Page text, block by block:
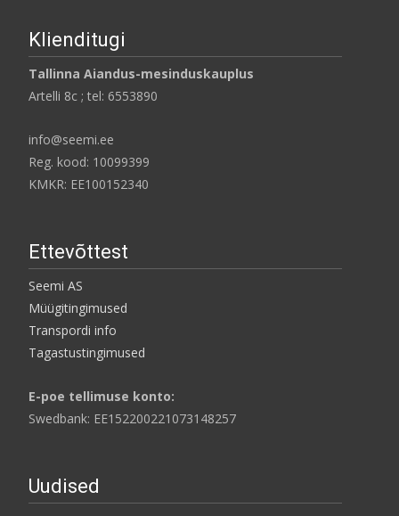
Klienditugi
Tallinna Aiandus-mesinduskauplus
Artelli 8c ; tel: 6553890
info@seemi.ee
Reg. kood: 10099399
KMKR: EE100152340
Ettevõttest
Seemi AS
Müügitingimused
Transpordi info
Tagastustingimused
E-poe tellimuse konto:
Swedbank: EE152200221073148257
Uudised